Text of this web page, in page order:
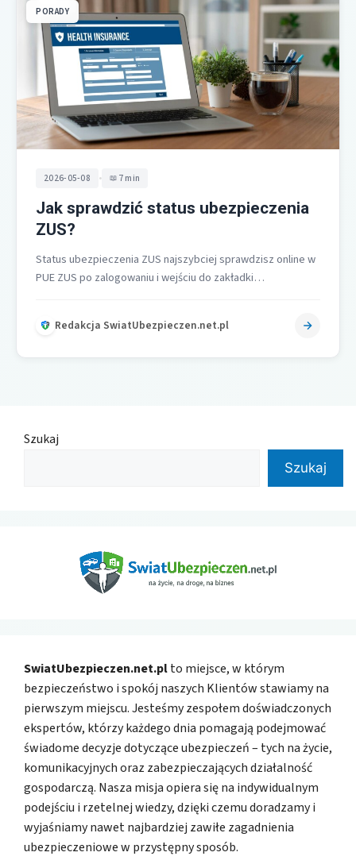
PORADY
2026-05-08 • 7 min
Jak sprawdzić status ubezpieczenia
ZUS?
Status ubezpieczenia ZUS najszybciej sprawdzisz online w
PUE ZUS po zalogowaniu i wejściu do zakładki
Redakcja SwiatUbezpieczen.net.pl
Szukaj
Szukaj
SwiatUbezpieczen.net.plto miejsce, w którym
bezpieczeństwo i spokój naszych Klientów stawiamy na
pierwszym miejscu. Jesteśmy zespołem doświadczonych
ekspertów, którzy każdego dnia pomagają podejmować
świadome decyzje dotyczące ubezpieczeń – tych na życie,
komunikacyjnych oraz zabezpieczających działalność
gospodarczą. Nasza misja opiera się na indywidualnym
podejściu i rzetelnej wiedzy, dzięki czemu doradzamy i
wyjaśniamy nawet najbardziej zawiłe zagadnienia
ubezpieczeniowe w przystępny sposób.